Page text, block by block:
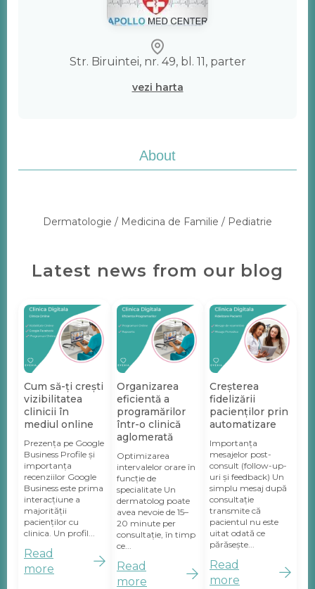
Str. Biruintei, nr. 49, bl. 11, parter
vezi harta
About
Dermatologie / Medicina de Familie / Pediatrie
Latest news from our blog
Cum să-ți crești
vizibilitatea
clinicii în
mediul online
Prezența pe Google
Business Profile și
importanța
recenziilor Google
Business este prima
interacțiune a
majorității
pacienților cu
clinica. Un profil...
Read
more
Organizarea
eficientă a
programărilor
într-o clinică
aglomerată
Optimizarea
intervalelor orare în
funcție de
specialitate Un
dermatolog poate
avea nevoie de 15–
20 minute per
consultație, în timp
ce...
Read
more
Creșterea
fidelizării
pacienților prin
automatizare
Importanța
mesajelor post-
consult (follow-up-
uri și feedback) Un
simplu mesaj după
consultație
transmite că
pacientul nu este
uitat odată ce
părăsește...
Read
more